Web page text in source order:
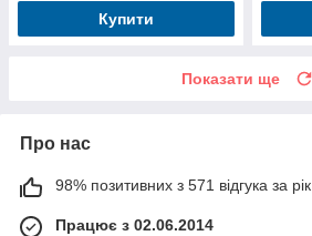
Купити
Показати ще
Про нас
98% позитивних з 571 відгука за рік
Працює з 02.06.2014